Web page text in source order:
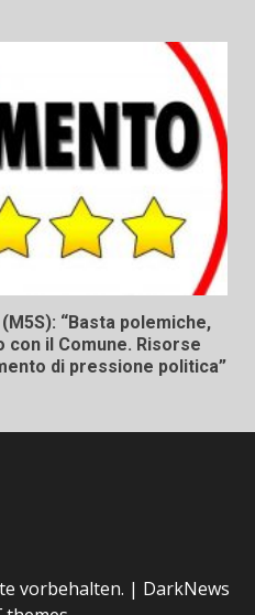
“Basta polemiche,
il Comune. Risorse
di pressione politica”
vorbehalten. | DarkNews